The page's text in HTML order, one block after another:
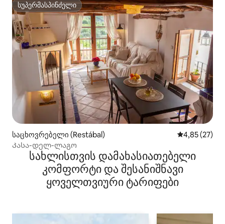
სუპერმასპინძელი
სუპერმასპინძელი
საცხოვრებელი (Restábal) საშუალო
4,85 (27)
Კასა-დელ-ლაგო
სახლისთვის დამახასიათებელი
კომფორტი და შესანიშნავი
ყოველთვიური ტარიფები